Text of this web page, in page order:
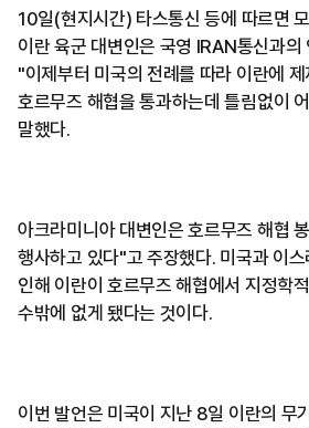
10일(현지시간) 타스통신 등에 따르면
이란 육군 대변인은 국영 IRAN통신과의
"이제부터 미국의 전례를 따라 이란에
호르무즈 해협을 통과하는데 틀림없이
말했다.
아크라미니아 대변인은 호르무즈 해협
행사하고 있다"고 주장했다. 미국과 이
인해 이란이 호르무즈 해협에서 지정학
수밖에 없게 됐다는 것이다.
이번 발언은 미국이 지난 8일 이란의 무